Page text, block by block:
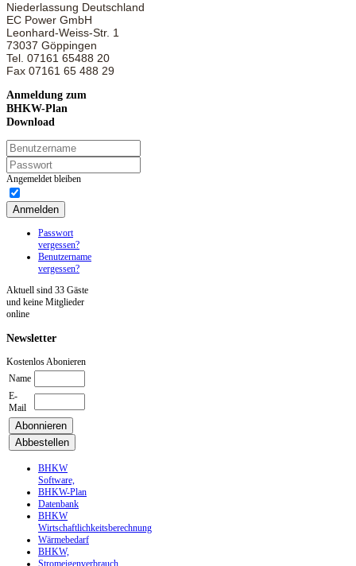
Niederlassung Deutschland
EC Power GmbH
Leonhard-Weiss-Str. 1
73037 Göppingen
Tel. 07161 65488 20
Fax 07161 65 488 29
Anmeldung zum
BHKW-Plan
Download
Angemeldet bleiben
Anmelden
Passwort
vergessen?
Benutzername
vergessen?
Aktuell sind 33 Gäste
und keine Mitglieder
online
Newsletter
Kostenlos Abonieren
Name
E-
Mail
BHKW
Software,
BHKW-Plan
Datenbank
BHKW
Wirtschaftlichkeitsberechnung
Wärmebedarf
BHKW,